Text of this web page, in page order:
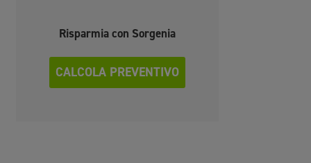
Risparmia con Sorgenia
CALCOLA PREVENTIVO